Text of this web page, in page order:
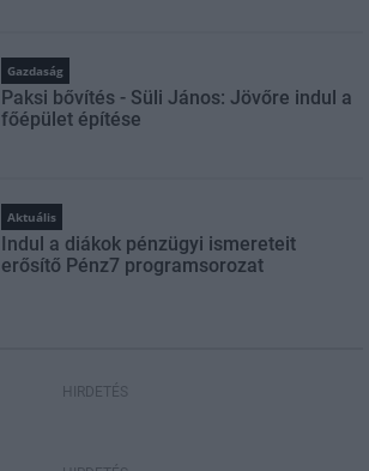
Gazdaság
Paksi bővítés - Süli János: Jövőre indul a
főépület építése
Aktuális
Indul a diákok pénzügyi ismereteit
erősítő Pénz7 programsorozat
HIRDETÉS